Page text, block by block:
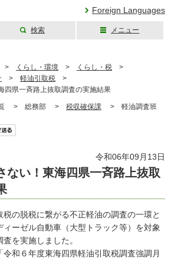
Foreign Languages
検索 メニュー
> くらし・環境 > くらし・税 >
> 軽油引取税 >
県一斉路上抜取調査の実施結果
覧 > 総務部 > 税収確保課 > 軽油調査班
令和06年09月13日
ない！東海四県一斉路上抜取
の脱税に繋がる不正軽油の調査の一環と
ィーゼル自動車（大型トラック等）を対象
を実施しました。
和６年度東海四県軽油引取税調査強調月